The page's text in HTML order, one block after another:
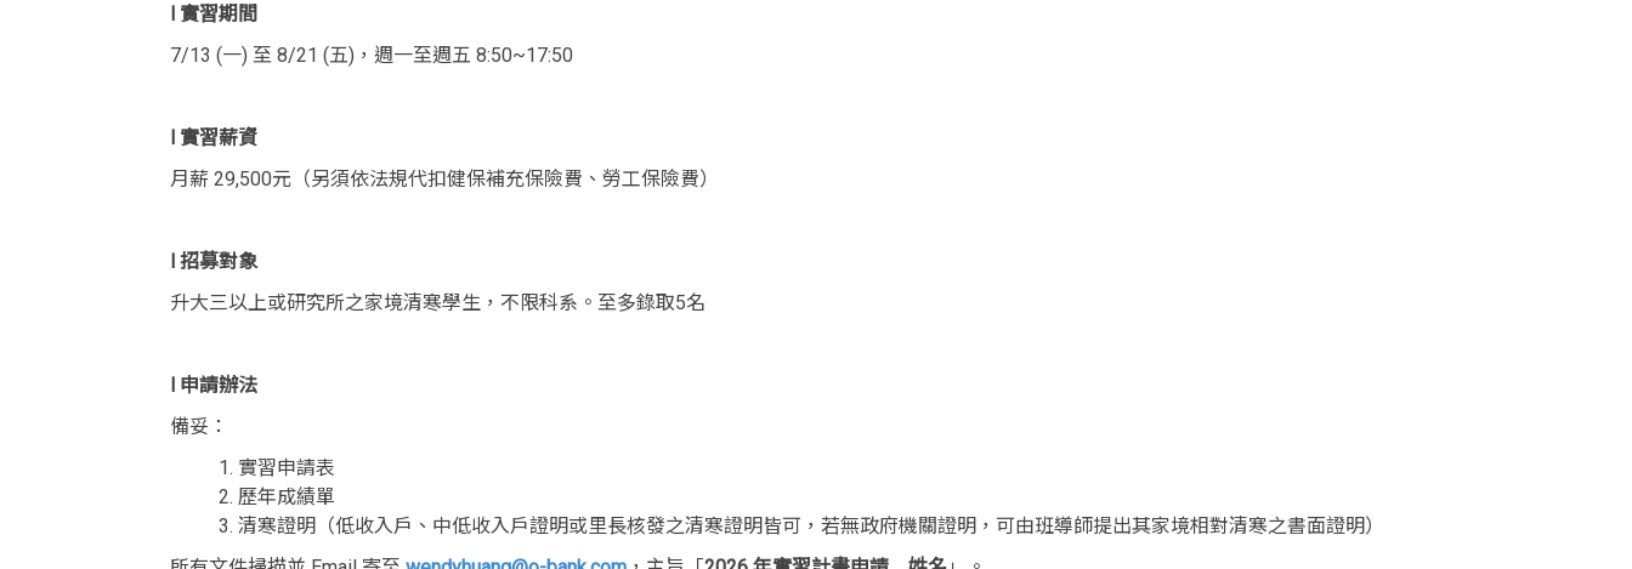
l 實習期間
7/13 (一) 至 8/21 (五)，週一至週五 8:50~17:50
l 實習薪資
月薪 29,500元（另須依法規代扣健保補充保險費、勞工保險費）
l 招募對象
升大三以上或研究所之家境清寒學生，不限科系。至多錄取5名
l 申請辦法
備妥：
實習申請表
歷年成績單
清寒證明（低收入戶、中低收入戶證明或里長核發之清寒證明皆可，若無政府機關證明，可由班導師提出其家境相對清寒之書面證明）